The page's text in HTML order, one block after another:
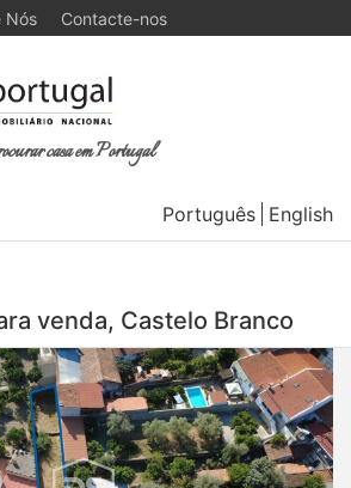
Nós Contacte-nos
casa em Portugal
Português English
venda, Castelo Branco